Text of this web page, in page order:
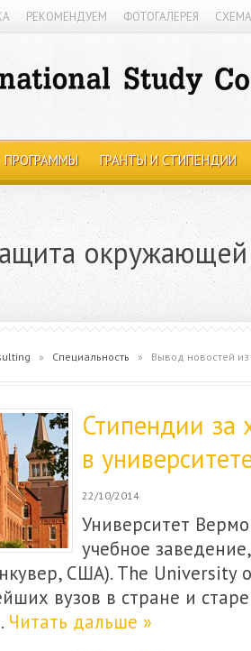
РЕКОМЕНДУЕМ ФОТОГАЛЕРЕЯ
ПРОГРАММЫ ГРАНТЫ И СТИПЕНДИИ
» Специальность » Вывод новостей
Стипендии за
в
22/10/2014
Университет
учебное
США). The University
вузов в стране и
Читать дальше »